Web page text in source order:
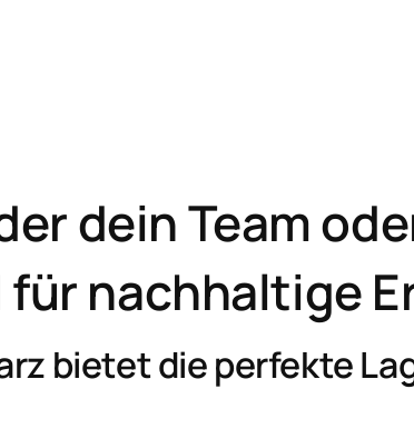
dein Team
nachhaltige
bietet die perfekte